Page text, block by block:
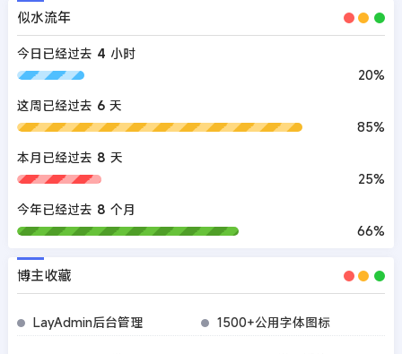
似水流年
今日已经过去 4 小时
20%
这周已经过去 6 天
85%
本月已经过去 8 天
25%
今年已经过去 8 个月
66%
博主收藏
LayAdmin后台管理 1500+公用字体图标